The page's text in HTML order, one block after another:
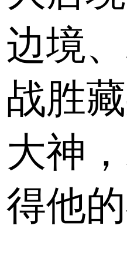
边境
战胜
大神
得他